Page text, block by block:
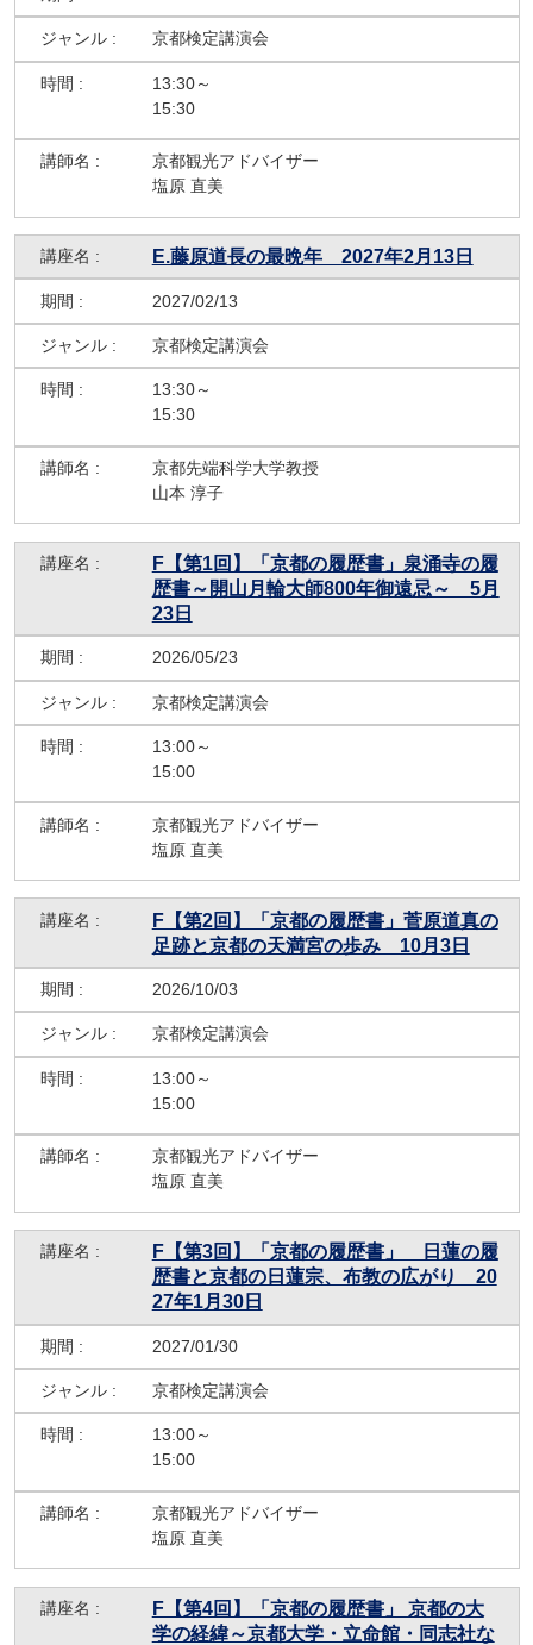
京都検定講演会
13:30～
15:30
京都観光アドバイザー
塩原 直美
E.藤原道⾧の最晩年 2027年2月13日
2027/02/13
京都検定講演会
13:30～
15:30
京都先端科学大学教授
山本 淳子
F【第1回】「京都の履歴書」泉涌寺の履
歴書～開山月輪大師800年御遠忌～ 5月
23日
2026/05/23
京都検定講演会
13:00～
15:00
京都観光アドバイザー
塩原 直美
F【第2回】「京都の履歴書」菅原道真の
足跡と京都の天満宮の歩み 10月3日
2026/10/03
京都検定講演会
13:00～
15:00
京都観光アドバイザー
塩原 直美
F【第3回】「京都の履歴書」 日蓮の履
歴書と京都の日蓮宗、布教の広がり 20
27年1月30日
2027/01/30
京都検定講演会
13:00～
15:00
京都観光アドバイザー
塩原 直美
F【第4回】「京都の履歴書」 京都の大
学の経緯～京都大学・立命館・同志社な